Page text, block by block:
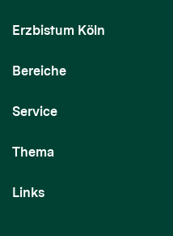
Erzbistum Köln
Bereiche
Service
Thema
Links